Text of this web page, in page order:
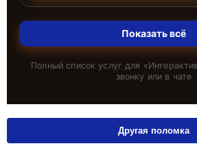
Показать всё
Полный список услуг для «
звонку или в чате
Другая поломка